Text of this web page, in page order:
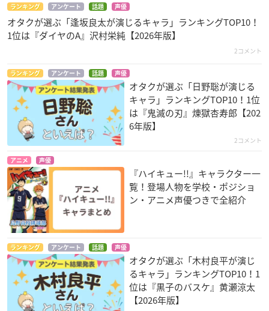
ランキング アンケート 話題 声優
オタクが選ぶ「逢坂良太が演じるキャラ」ランキングTOP10！
1位は『ダイヤのA』沢村栄純【2026年版】
2コメント
ランキング アンケート 話題 声優
オタクが選ぶ「日野聡が演じる
キャラ」ランキングTOP10！1位
は『鬼滅の刃』煉󠄁獄杏寿郎【202
6年版】
2コメント
アニメ 声優
『ハイキュー!!』キャラクター一
覧！登場人物を学校・ポジショ
ン・アニメ声優つきで全紹介
ランキング アンケート 話題 声優
オタクが選ぶ「木村良平が演じ
るキャラ」ランキングTOP10！1
位は『黒子のバスケ』黄瀬涼太
【2026年版】